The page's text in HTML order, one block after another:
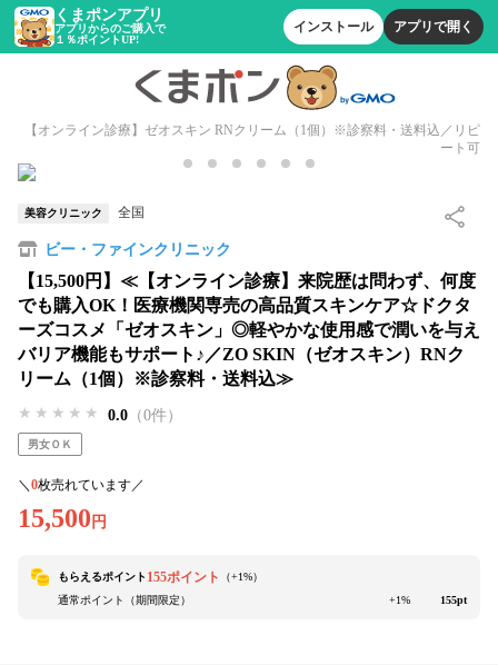
くまポンアプリ
アプリからのご購入で
１％ポイントUP!
インストール アプリで開く
【オンライン診療】ゼオスキン RNクリーム（1個）※診察料・送料込／リピ
ート可
美容クリニック 全国
ビー・ファインクリニック
【15,500円】≪【オンライン診療】来院歴は問わず、何度
でも購入OK！医療機関専売の高品質スキンケア☆ドクタ
ーズコスメ「ゼオスキン」◎軽やかな使用感で潤いを与え
バリア機能もサポート♪／ZO SKIN（ゼオスキン）RNク
リーム（1個）※診察料・送料込≫
★★★★★
★★★★★
★★★★★ 0.0 （0件）
男女ＯＫ
＼ 0枚売れています／
15,500 円
もらえるポイント 155ポイント （+1%）
通常ポイント（期間限定）
+1% 155pt